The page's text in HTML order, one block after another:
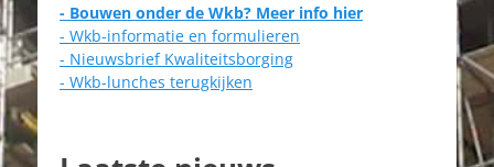
- Bouwen onder de Wkb? Meer info hier
- Wkb-informatie en formulieren
- Nieuwsbrief Kwaliteitsborging
- Wkb-lunches terugkijken